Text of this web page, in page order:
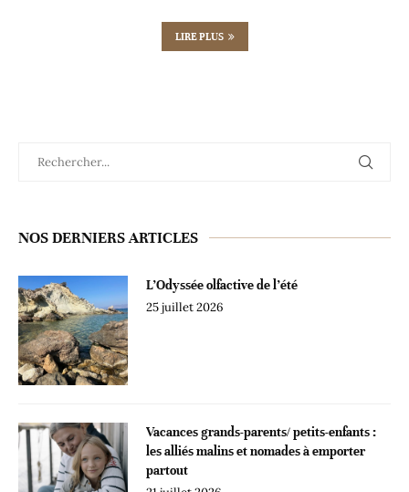
LIRE PLUS
NOS DERNIERS ARTICLES
L’Odyssée olfactive de l’été
25 juillet 2026
Vacances grands-parents/ petits-enfants :
les alliés malins et nomades à emporter
partout